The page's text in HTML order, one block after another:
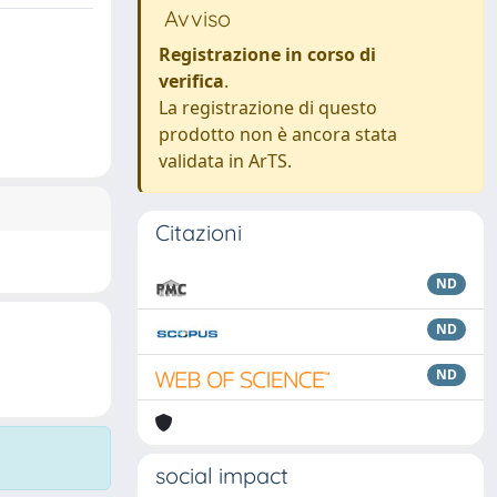
Avviso
Registrazione in corso di
verifica.
La registrazione di questo
prodotto non è ancora stata
validata in ArTS.
Citazioni
ND
ND
ND
social impact